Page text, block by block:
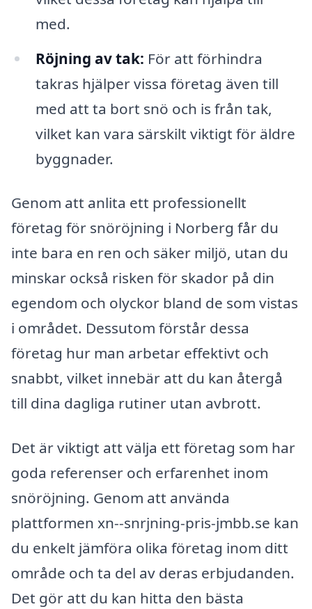
med.
Röjning av tak: För att förhindra
takras hjälper vissa företag även till
med att ta bort snö och is från tak,
vilket kan vara särskilt viktigt för äldre
byggnader.
Genom att anlita ett professionellt
företag för snöröjning i Norberg får du
inte bara en ren och säker miljö, utan du
minskar också risken för skador på din
egendom och olyckor bland de som vistas
i området. Dessutom förstår dessa
företag hur man arbetar effektivt och
snabbt, vilket innebär att du kan återgå
till dina dagliga rutiner utan avbrott.
Det är viktigt att välja ett företag som har
goda referenser och erfarenhet inom
snöröjning. Genom att använda
plattformen xn--snrjning-pris-jmbb.se kan
du enkelt jämföra olika företag inom ditt
område och ta del av deras erbjudanden.
Det gör att du kan hitta den bästa